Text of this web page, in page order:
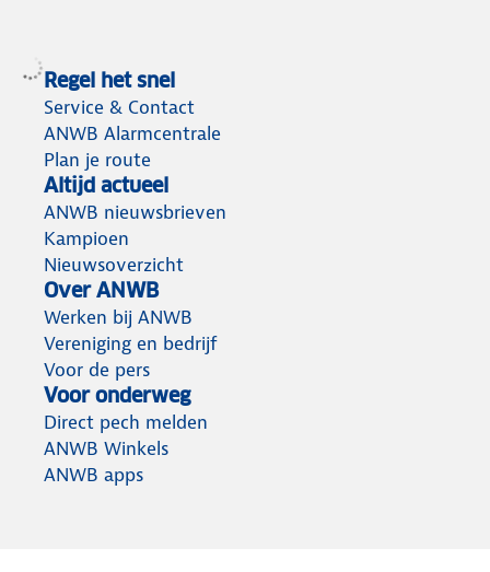
Regel het snel
Service & Contact
ANWB Alarmcentrale
Plan je route
Altijd actueel
ANWB nieuwsbrieven
Kampioen
Nieuwsoverzicht
Over ANWB
Werken bij ANWB
Vereniging en bedrijf
Voor de pers
Voor onderweg
Direct pech melden
ANWB Winkels
ANWB apps